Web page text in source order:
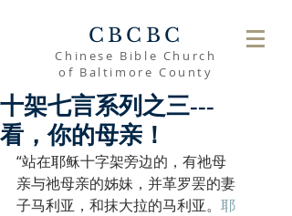
CBCBC
Chinese Bible Church
of Baltimore County
十架七言系列之三---
看，你的母亲！
“站在耶稣十字架旁边的，有祂母
亲与祂母亲的姊妹，并革罗罢的妻
子马利亚，和抹大拉的马利亚。 耶